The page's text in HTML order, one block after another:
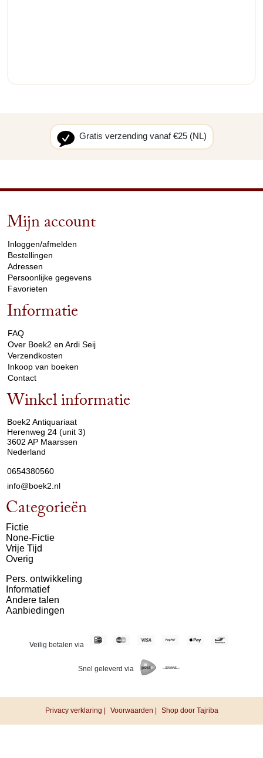
Gratis verzending vanaf €25 (NL)
Mijn account
Inloggen/afmelden
Bestellingen
Adressen
Persoonlijke gegevens
Favorieten
Informatie
FAQ
Over Boek2 en Ardi Seij
Verzendkosten
Inkoop van boeken
Contact
Winkel informatie
Boek2 Antiquariaat
Herenweg 24 (unit 3)
3602 AP Maarssen
Nederland
0654380560
info@boek2.nl
Categorieën
Fictie
None-Fictie
Vrije Tijd
Overig
Pers. ontwikkeling
Informatief
Andere talen
Aanbiedingen
Veilig betalen via
Snel geleverd via
Privacy verklaring | Voorwaarden | Shop door Tajriba